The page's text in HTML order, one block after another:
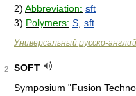
2) Abbreviation: sft
3) Polymers: S sft
Универсальный русско-
2
SOFT
Symposium "Fusion